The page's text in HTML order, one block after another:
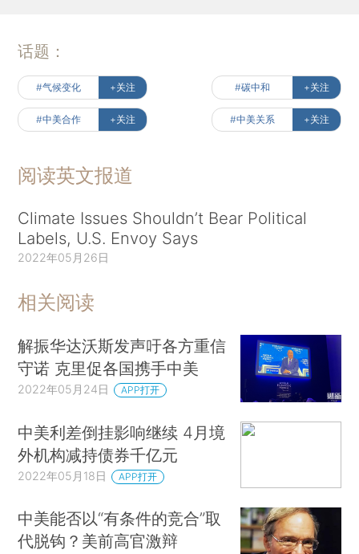
话题：
#气候变化 +关注 #碳中和 +关注
#中美合作 +关注 #中美关系 +关注
阅读英文报道
Climate Issues Shouldn’t Bear Political
Labels, U.S. Envoy Says
2022年05月26日
相关阅读
解振华达沃斯发声吁各方重信
守诺 克里促各国携手中美
2022年05月24日 APP打开
中美利差倒挂影响继续 4月境
外机构减持债券千亿元
2022年05月18日 APP打开
中美能否以“有条件的竞合”取
代脱钩？美前高官激辩